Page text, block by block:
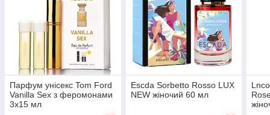
Парфум унісекс Tom Ford
Vanilla Sex з феромонами
3х15 мл
Escda Sorbetto Rosso LUX
NEW жіночий 60 мл